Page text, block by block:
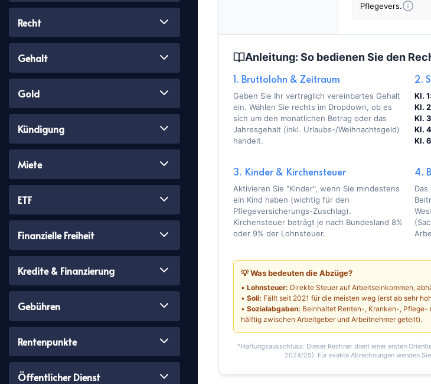
Recht
Gehalt
Gold
Kündigung
Miete
ETF
Finanzielle Freiheit
Kredite & Finanzierung
Gebühren
Rentenpunkte
Öffentlicher Dienst
Pflegevers.
Anleitung: So bedienen Sie den
1. Bruttolohn & Zeitraum
Geben Sie Ihr vertraglich vereinbartes Gehalt
ein. Wählen Sie rechts im Dropdown, ob es
sich um den monatlichen Betrag oder das
Jahresgehalt (inkl. Urlaubs-/Weihnachtsgeld)
handelt.
2.
Kl. 1:
Kl.
Kl.
Kl.
Kl.
3. Kinder & Kirchensteuer
Aktivieren Sie "Kinder", wenn Sie mindestens
ein Kind haben (wichtig für den
Pflegeversicherungs-Zuschlag).
Kirchensteuer beträgt je nach Bundesland 8%
oder 9% der Lohnsteuer.
4.
💡 Was bedeuten die Abzüge?
• Lohnsteuer: Direkte Steuer auf Arbeitseinkommen,
• Soli: Fällt seit 2021 für die meisten weg (erst ab sehr
• Sozialabgaben: Beinhaltet Renten-, Kranken-,
hälftig zwischen Arbeitgeber und Arbeitnehmer geteilt).
*Haftungsausschluss: Dieser Rechner dient einer ersten
2024/25). Für exakte Abrechnungen wenden